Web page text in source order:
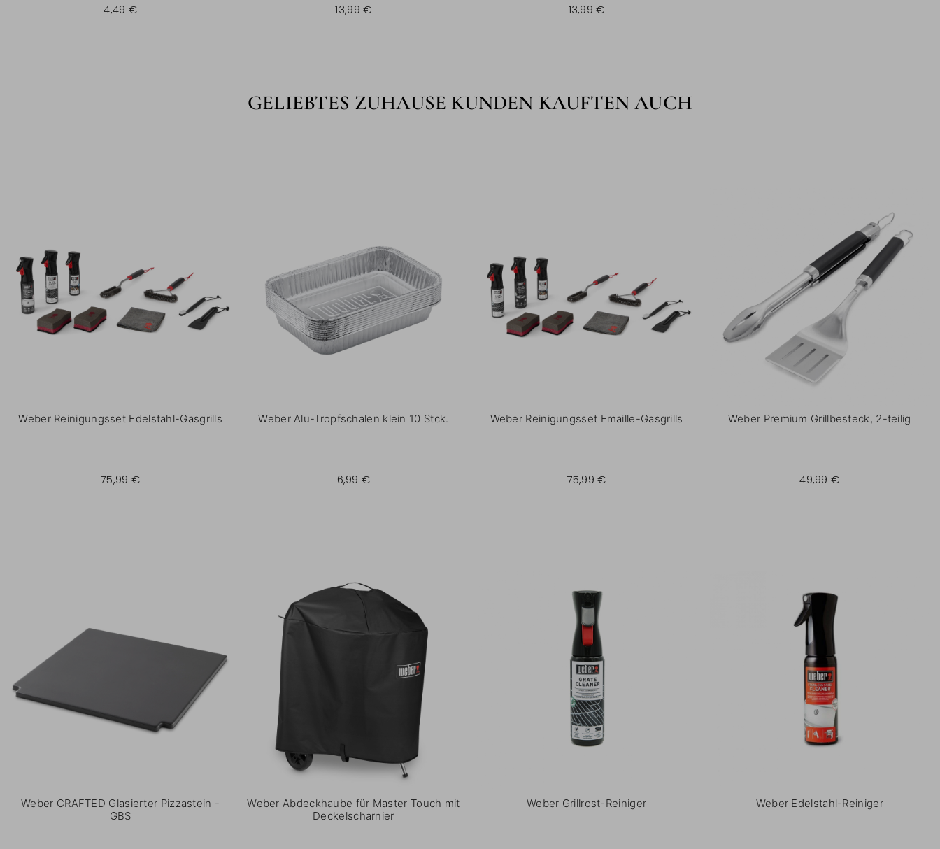
4,49 € 13,99 € 13,99 €
GELIEBTES ZUHAUSE KUNDEN KAUFTEN AUCH
Weber Reinigungsset Edelstahl-Gasgrills
75,99 €
Weber Alu-Tropfschalen klein 10 Stck.
6,99 €
Weber Reinigungsset Emaille-Gasgrills
75,99 €
Weber Premium Grillbesteck, 2-teilig
49,99 €
Weber CRAFTED Glasierter Pizzastein -
GBS
Weber Abdeckhaube für Master Touch mit
Deckelscharnier
Weber Grillrost-Reiniger Weber Edelstahl-Reiniger